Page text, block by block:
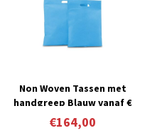
Non Woven Tassen met
handgreep Blauw vanaf €
0,41 per stuk verpakt á 400
stuks
€164,00